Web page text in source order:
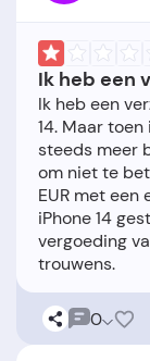
Ik heb een
Ik heb een
14. Maar
steeds meer
om niet te
EUR met een
iPhone 14
vergoeding
0